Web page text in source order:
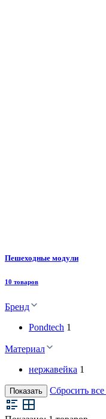
Пешеходные модули
10 товаров
Бренд
Pondtech 1
Материал
нержавейка 1
Показать Сбросить